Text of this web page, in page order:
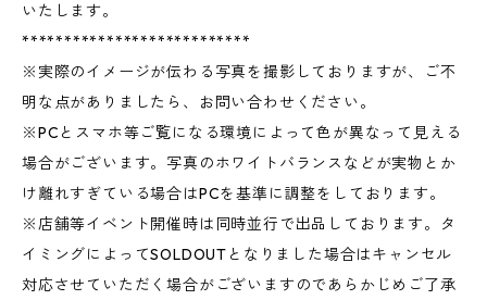
いたします。
***************************
※実際のイメージが伝わる写真を撮影しておりますが、ご不
明な点がありましたら、お問い合わせください。
※PCとスマホ等ご覧になる環境によって色が異なって見える
場合がございます。写真のホワイトバランスなどが実物とか
け離れすぎている場合はPCを基準に調整をしております。
※店舗等イベント開催時は同時並行で出品しております。タ
イミングによってSOLDOUTとなりました場合はキャンセル
対応させていただく場合がございますのであらかじめご了承